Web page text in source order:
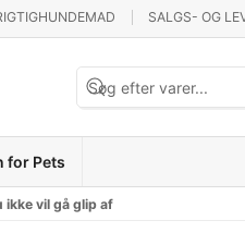
SALGS- OG
for Pets
ikke vil gå glip af